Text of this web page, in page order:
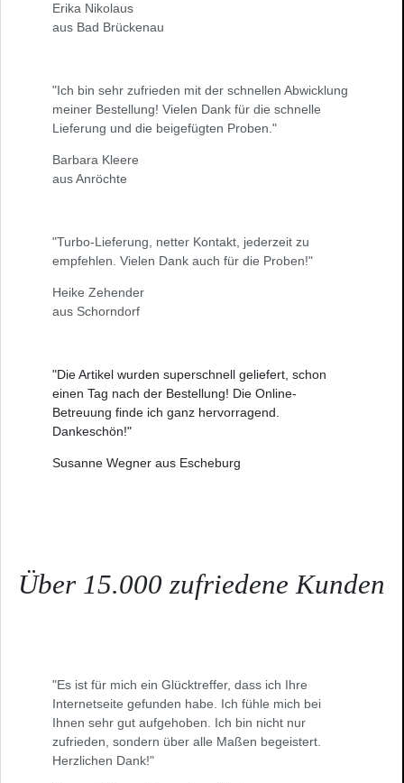
Erika Nikolaus
aus Bad Brückenau
"Ich bin sehr zufrieden mit der schnellen Abwicklung
meiner Bestellung! Vielen Dank für die schnelle
Lieferung und die beigefügten Proben."
Barbara Kleere
aus Anröchte
"Turbo-Lieferung, netter Kontakt, jederzeit zu
empfehlen. Vielen Dank auch für die Proben!"
Heike Zehender
aus Schorndorf
"Die Artikel wurden superschnell geliefert, schon
einen Tag nach der Bestellung! Die Online-
Betreuung finde ich ganz hervorragend.
Dankeschön!"
Susanne Wegner aus Escheburg
Über 15.000 zufriedene Kunden
"Es ist für mich ein Glücktreffer, dass ich Ihre
Internetseite gefunden habe. Ich fühle mich bei
Ihnen sehr gut aufgehoben. Ich bin nicht nur
zufrieden, sondern über alle Maßen begeistert.
Herzlichen Dank!"